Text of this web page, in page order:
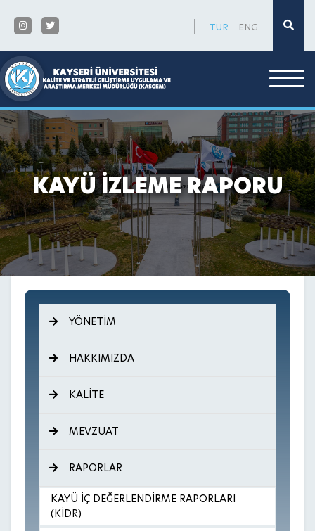
×
TUR ENG
KAYÜ İZLEME RAPORU
YÖNETİM
HAKKIMIZDA
KALİTE
MEVZUAT
RAPORLAR
KAYÜ İÇ DEĞERLENDİRME RAPORLARI
(KİDR)